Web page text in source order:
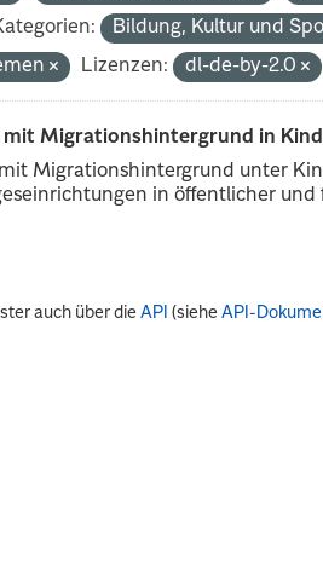
Bildung, Kultur und
Lizenzen: dl-de-by-2.0
Migrationshintergrund in
Migrationshintergrund unter
in öffentlicher und
auch über dieAPI (sieheAPI-